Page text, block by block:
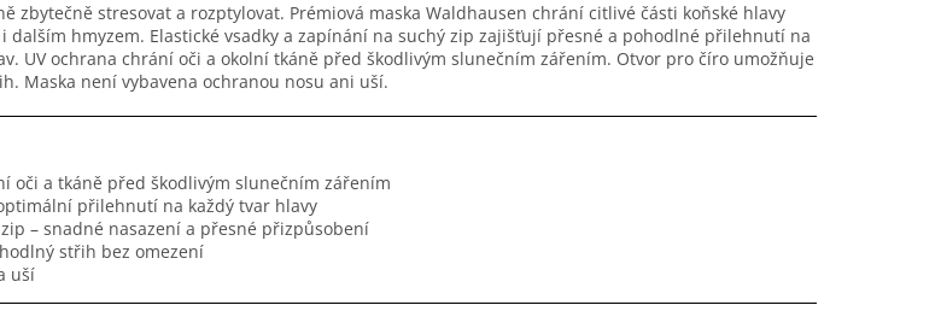
zbytečně stresovat a rozptylovat. Prémiová maska Waldhausen chrání citlivé části koňské hlavy
dalším hmyzem. Elastické vsadky a zapínání na suchý zip zajišťují přesné a pohodlné přilehnutí na
UV ochrana chrání oči a okolní tkáně před škodlivým slunečním zářením. Otvor pro číro umožňuje
Maska není vybavena ochranou nosu ani uší.
oči a tkáně před škodlivým slunečním zářením
přilehnutí na každý tvar hlavy
– snadné nasazení a přesné přizpůsobení
střih bez omezení
uší